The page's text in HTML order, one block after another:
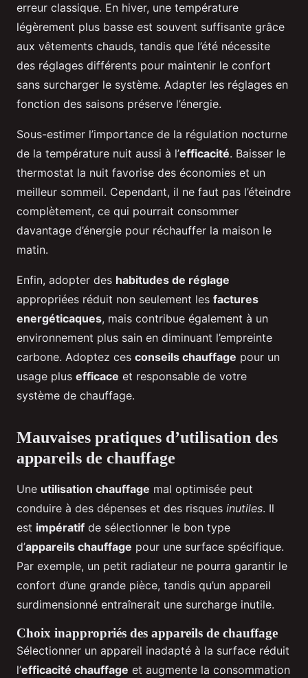
erreur classique. En hiver, une température
légèrement plus basse est souvent suffisante grâce
aux vêtements chauds, tandis que l’été nécessite
des réglages différents pour maintenir le confort
sans surcharger le système. Adapter les réglages en
fonction des saisons préserve l’énergie.
Sous-estimer l’importance de la régulation nocturne
de la température nuit aussi à l’efficacité. Baisser le
thermostat la nuit favorise des économies et un
meilleur sommeil. Cependant, il ne faut pas l’éteindre
complètement, ce qui pourrait consommer
davantage d’énergie pour réchauffer la maison le
matin.
Enfin, adopter des habitudes de réglage
appropriées réduit non seulement les factures
energéticaques, mais contribue également à un
environnement plus sain en diminuant l’empreinte
carbone. Adoptez ces conseils chauffage pour un
usage plus efficace et responsable de votre
système de chauffage.
Mauvaises pratiques d’utilisation des
appareils de chauffage
Une utilisation chauffage mal optimisée peut
conduire à des dépenses et des risques inutiles. Il
est impératif de sélectionner le bon type
d’appareils chauffage pour une surface spécifique.
Par exemple, un petit radiateur ne pourra garantir le
confort d’une grande pièce, tandis qu’un appareil
surdimensionné entraînerait une surcharge inutile.
Choix inappropriés des appareils de chauffage
Sélectionner un appareil inadapté à la surface réduit
l’efficacité chauffage et augmente la consommation